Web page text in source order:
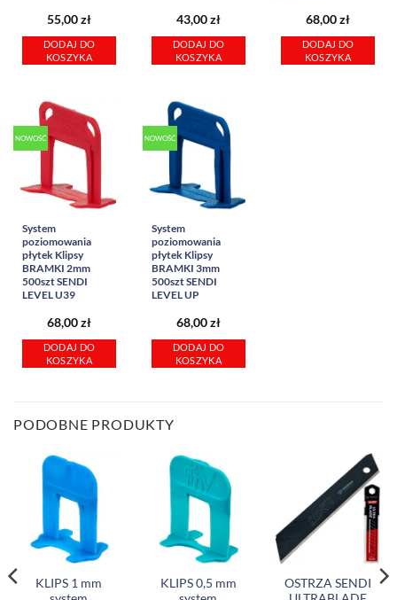
55,00zł
DODAJ DO
KOSZYKA
43,00zł
DODAJ DO
KOSZYKA
68,00zł
DODAJ DO
KOSZYKA
NOWOŚĆ
System
poziomowania
płytek Klipsy
BRAMKI 2mm
500szt SENDI
LEVEL U39
68,00zł
DODAJ DO
KOSZYKA
NOWOŚĆ
System
poziomowania
płytek Klipsy
BRAMKI 3mm
500szt SENDI
LEVEL UP
68,00zł
DODAJ DO
KOSZYKA
PODOBNE PRODUKTY
KLIPS 1 mm
KLIPS 0,5 mm
OSTRZA SENDI